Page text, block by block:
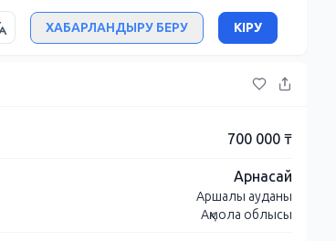
ХАБАРЛАНДЫРУ БЕРУ КІРУ
700 000 ₸
Арнасай
Аршалы ауданы
Ақмола облысы